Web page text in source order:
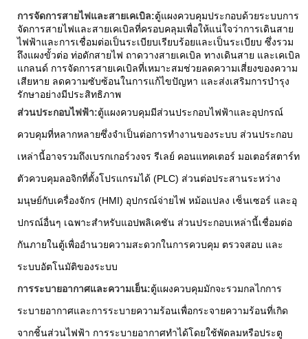
การจัดการสายไฟและสายเคเบิล:ตู้แผงควบคุมประกอบด้วยระบบการ
จัดการสายไฟและสายเคเบิลที่ครอบคลุมเพื่อให้แน่ใจว่าการเดินสาย
ไฟฟ้าและการเชื่อมต่อเป็นระเบียบเรียบร้อยและเป็นระเบียบ ซึ่งรวม
ถึงแผงขั้วต่อ ท่อดักสายไฟ ถาดวางสายเคเบิล ทางเดินสาย และเคเบิล
แกลนด์ การจัดการสายเคเบิลที่เหมาะสมช่วยลดความเสี่ยงของความ
เสียหาย ลดความซับซ้อนในการแก้ไขปัญหา และส่งเสริมการบำรุง
รักษาอย่างมีประสิทธิภาพ
ส่วนประกอบไฟฟ้า:ตู้แผงควบคุมมีส่วนประกอบไฟฟ้าและอุปกรณ์
ควบคุมที่หลากหลายซึ่งจำเป็นต่อการทำงานของระบบ ส่วนประกอบ
เหล่านี้อาจรวมถึงเบรกเกอร์วงจร รีเลย์ คอนแทคเตอร์ มอเตอร์สตาร์ท
ตัวควบคุมลอจิกที่ตั้งโปรแกรมได้ (PLC) ส่วนต่อประสานระหว่าง
มนุษย์กับเครื่องจักร (HMI) อุปกรณ์จ่ายไฟ หม้อแปลง เซ็นเซอร์ และอุ
ปกรณ์อื่นๆ เฉพาะสำหรับแอปพลิเคชัน ส่วนประกอบเหล่านี้เชื่อมต่อ
กันภายในตู้เพื่ออำนวยความสะดวกในการควบคุม ตรวจสอบ และ
ระบบอัตโนมัติของระบบ
การระบายอากาศและความเย็น:ตู้แผงควบคุมมักจะรวมกลไกการ
ระบายอากาศและการระบายความร้อนเพื่อกระจายความร้อนที่เกิด
จากชิ้นส่วนไฟฟ้า การระบายอากาศทำได้โดยใช้พัดลมหรือประตู